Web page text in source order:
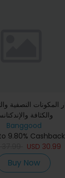
والكثافة
Banggood
9.80% Cashback
USD 30.99
Buy Now